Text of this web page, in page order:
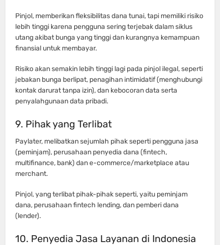
Pinjol, memberikan fleksibilitas dana tunai, tapi memiliki risiko
lebih tinggi karena pengguna sering terjebak dalam siklus
utang akibat bunga yang tinggi dan kurangnya kemampuan
finansial untuk membayar.
Risiko akan semakin lebih tinggi lagi pada pinjol ilegal, seperti
jebakan bunga berlipat, penagihan intimidatif (menghubungi
kontak darurat tanpa izin), dan kebocoran data serta
penyalahgunaan data pribadi.
9. Pihak yang Terlibat
Paylater, melibatkan sejumlah pihak seperti pengguna jasa
(peminjam), perusahaan penyedia dana (fintech,
multifinance, bank) dan e-commerce/marketplace atau
merchant.
Pinjol, yang terlibat pihak-pihak seperti, yaitu peminjam
dana, perusahaan fintech lending, dan pemberi dana
(lender).
10. Penyedia Jasa Layanan di Indonesia